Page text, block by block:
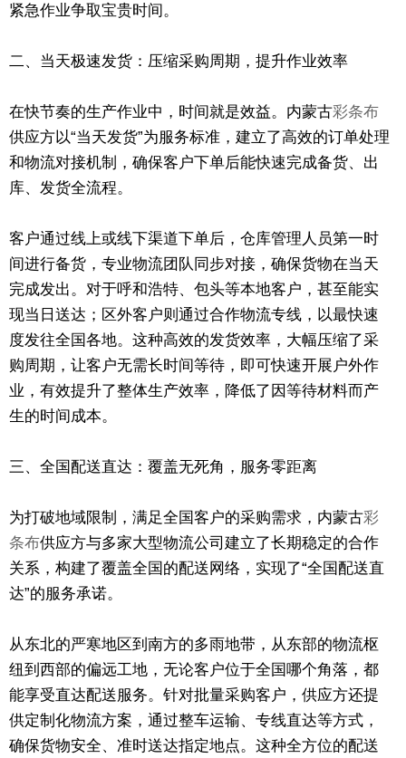
紧急作业争取宝贵时间。
二、当天极速发货：压缩采购周期，提升作业效率
在快节奏的生产作业中，时间就是效益。内蒙古彩条布
供应方以“当天发货”为服务标准，建立了高效的订单处理
和物流对接机制，确保客户下单后能快速完成备货、出
库、发货全流程。
客户通过线上或线下渠道下单后，仓库管理人员第一时
间进行备货，专业物流团队同步对接，确保货物在当天
完成发出。对于呼和浩特、包头等本地客户，甚至能实
现当日送达；区外客户则通过合作物流专线，以最快速
度发往全国各地。这种高效的发货效率，大幅压缩了采
购周期，让客户无需长时间等待，即可快速开展户外作
业，有效提升了整体生产效率，降低了因等待材料而产
生的时间成本。
三、全国配送直达：覆盖无死角，服务零距离
为打破地域限制，满足全国客户的采购需求，内蒙古彩
条布供应方与多家大型物流公司建立了长期稳定的合作
关系，构建了覆盖全国的配送网络，实现了“全国配送直
达”的服务承诺。
从东北的严寒地区到南方的多雨地带，从东部的物流枢
纽到西部的偏远工地，无论客户位于全国哪个角落，都
能享受直达配送服务。针对批量采购客户，供应方还提
供定制化物流方案，通过整车运输、专线直达等方式，
确保货物安全、准时送达指定地点。这种全方位的配送